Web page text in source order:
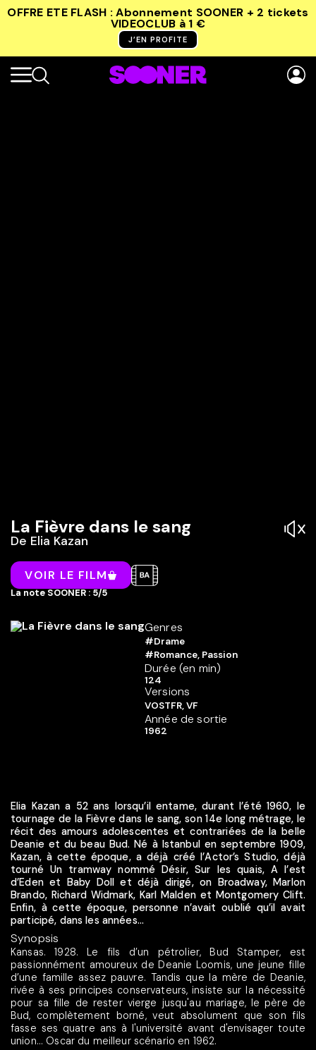
OFFRE ETE FLASH : Abonnement SOONER + 2 tickets
VIDEOCLUB à 1 €
J’EN PROFITE
La Fièvre dans le sang
De Elia Kazan
VOIR LE FILM
La note SOONER : 5/5
Genres
#Drame
#Romance, Passion
Durée (en min)
124
Versions
VOSTFR, VF
Année de sortie
1962
Elia Kazan a 52 ans lorsqu’il entame, durant l’été 1960, le
tournage de la Fièvre dans le sang, son 14e long métrage, le
récit des amours adolescentes et contrariées de la belle
Deanie et du beau Bud. Né à Istanbul en septembre 1909,
Kazan, à cette époque, a déjà créé l’Actor’s Studio, déjà
tourné Un tramway nommé Désir, Sur les quais, A l’est
d’Eden et Baby Doll et déjà dirigé, on Broadway, Marlon
Brando, Richard Widmark, Karl Malden et Montgomery Clift.
Enfin, à cette époque, personne n’avait oublié qu’il avait
participé, dans les années...
Synopsis
Kansas. 1928. Le fils d’un pétrolier, Bud Stamper, est
passionnément amoureux de Deanie Loomis, une jeune fille
d’une famille assez pauvre. Tandis que la mère de Deanie,
rivée à ses principes conservateurs, insiste sur la nécessité
pour sa fille de rester vierge jusqu'au mariage, le père de
Bud, complètement borné, veut absolument que son fils
fasse ses quatre ans à l'université avant d'envisager toute
union... Oscar du meilleur scénario en 1962.